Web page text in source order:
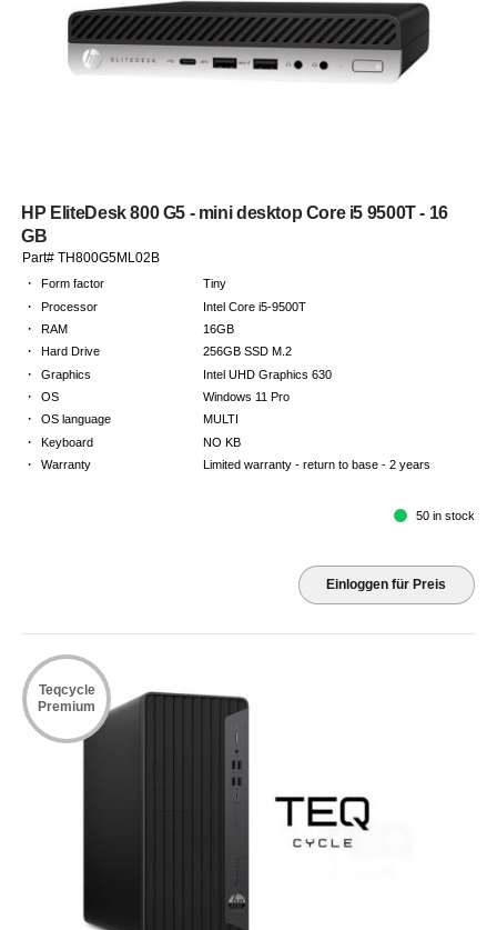
HP EliteDesk 800 G5 - mini desktop Core i5 9500T - 16
GB
Part# TH800G5ML02B
· Form factor Tiny
· Processor Intel Core i5-9500T
· RAM 16GB
· Hard Drive 256GB SSD M.2
· Graphics Intel UHD Graphics 630
· OS Windows 11 Pro
· OS language MULTI
· Keyboard NO KB
· Warranty Limited warranty - return to base - 2 years
50 in stock
Einloggen für Preis
Teqcycle
Premium